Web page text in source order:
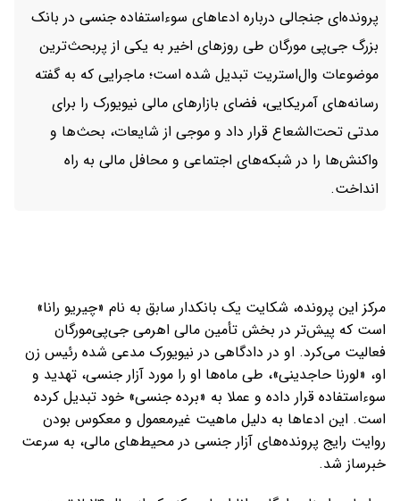
پرونده‌ای جنجالی درباره ادعاهای سوءاستفاده جنسی در بانک
بزرگ جی‌پی مورگان طی روزهای اخیر به یکی از پربحث‌ترین
موضوعات وال‌استریت تبدیل شده است؛ ماجرایی که به گفته
رسانه‌های آمریکایی، فضای بازارهای مالی نیویورک را برای
مدتی تحت‌الشعاع قرار داد و موجی از شایعات، بحث‌ها و
واکنش‌ها را در شبکه‌های اجتماعی و محافل مالی به راه
انداخت.
مرکز این پرونده، شکایت یک بانکدار سابق به نام «چیریو رانا»
است که پیش‌تر در بخش تأمین مالی اهرمی جی‌پی‌مورگان
فعالیت می‌کرد. او در دادگاهی در نیویورک مدعی شده رئیس زن
او، «لورنا حاجدینی»، طی ماه‌ها او را مورد آزار جنسی، تهدید و
سوءاستفاده قرار داده و عملا به «برده جنسی» خود تبدیل کرده
است. این ادعاها به دلیل ماهیت غیرمعمول و معکوس بودن
روایت رایج پرونده‌های آزار جنسی در محیط‌های مالی، به سرعت
خبرساز شد.